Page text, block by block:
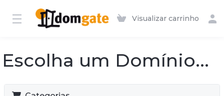
Visualizar carrinho
Escolha um Domínio...